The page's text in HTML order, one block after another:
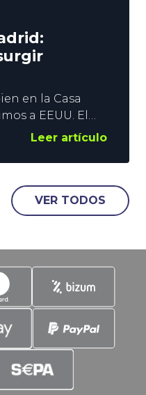
en la Casa
a EEUU. El
El título
la imagen del
sabe qué
en el Celta vs
Leer artículo
VER TODOS